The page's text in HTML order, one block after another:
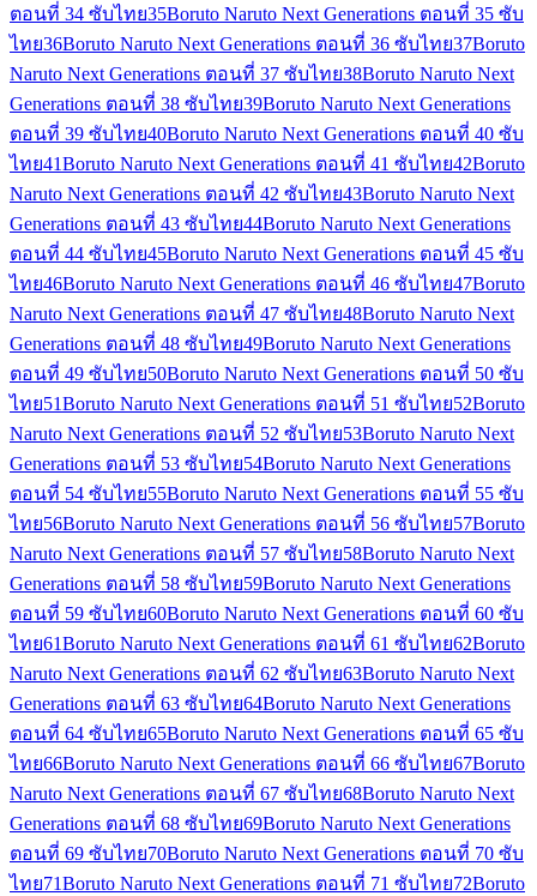
ตอนที่ 34 ซับไทย35Boruto Naruto Next Generations ตอนที่ 35 ซับ
ไทย36Boruto Naruto Next Generations ตอนที่ 36 ซับไทย37Boruto
Naruto Next Generations ตอนที่ 37 ซับไทย38Boruto Naruto Next
Generations ตอนที่ 38 ซับไทย39Boruto Naruto Next Generations
ตอนที่ 39 ซับไทย40Boruto Naruto Next Generations ตอนที่ 40 ซับ
ไทย41Boruto Naruto Next Generations ตอนที่ 41 ซับไทย42Boruto
Naruto Next Generations ตอนที่ 42 ซับไทย43Boruto Naruto Next
Generations ตอนที่ 43 ซับไทย44Boruto Naruto Next Generations
ตอนที่ 44 ซับไทย45Boruto Naruto Next Generations ตอนที่ 45 ซับ
ไทย46Boruto Naruto Next Generations ตอนที่ 46 ซับไทย47Boruto
Naruto Next Generations ตอนที่ 47 ซับไทย48Boruto Naruto Next
Generations ตอนที่ 48 ซับไทย49Boruto Naruto Next Generations
ตอนที่ 49 ซับไทย50Boruto Naruto Next Generations ตอนที่ 50 ซับ
ไทย51Boruto Naruto Next Generations ตอนที่ 51 ซับไทย52Boruto
Naruto Next Generations ตอนที่ 52 ซับไทย53Boruto Naruto Next
Generations ตอนที่ 53 ซับไทย54Boruto Naruto Next Generations
ตอนที่ 54 ซับไทย55Boruto Naruto Next Generations ตอนที่ 55 ซับ
ไทย56Boruto Naruto Next Generations ตอนที่ 56 ซับไทย57Boruto
Naruto Next Generations ตอนที่ 57 ซับไทย58Boruto Naruto Next
Generations ตอนที่ 58 ซับไทย59Boruto Naruto Next Generations
ตอนที่ 59 ซับไทย60Boruto Naruto Next Generations ตอนที่ 60 ซับ
ไทย61Boruto Naruto Next Generations ตอนที่ 61 ซับไทย62Boruto
Naruto Next Generations ตอนที่ 62 ซับไทย63Boruto Naruto Next
Generations ตอนที่ 63 ซับไทย64Boruto Naruto Next Generations
ตอนที่ 64 ซับไทย65Boruto Naruto Next Generations ตอนที่ 65 ซับ
ไทย66Boruto Naruto Next Generations ตอนที่ 66 ซับไทย67Boruto
Naruto Next Generations ตอนที่ 67 ซับไทย68Boruto Naruto Next
Generations ตอนที่ 68 ซับไทย69Boruto Naruto Next Generations
ตอนที่ 69 ซับไทย70Boruto Naruto Next Generations ตอนที่ 70 ซับ
ไทย71Boruto Naruto Next Generations ตอนที่ 71 ซับไทย72Boruto